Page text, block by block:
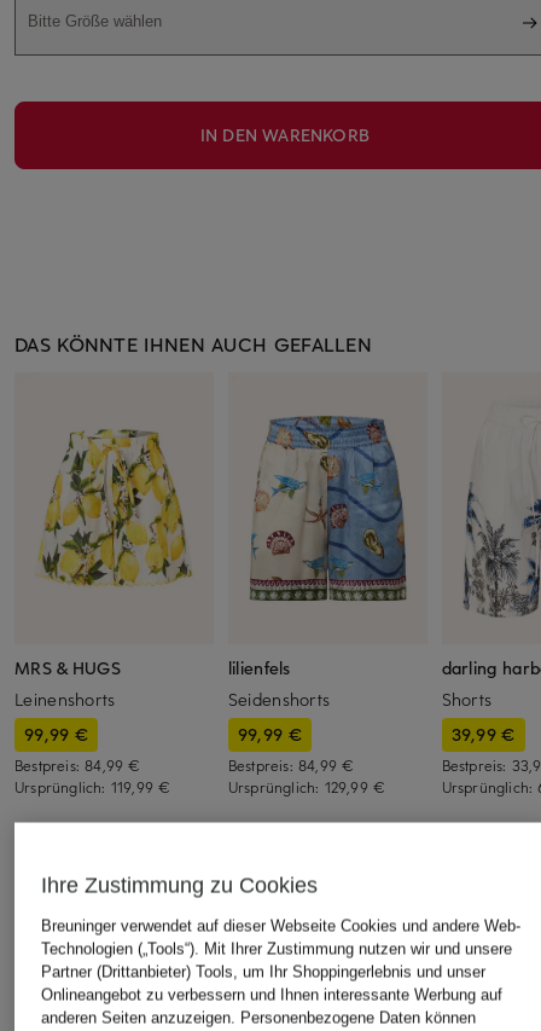
Bitte Größe wählen
IN DEN WARENKORB
DAS KÖNNTE IHNEN AUCH GEFALLEN
MRS & HUGS
Leinenshorts
99,99 €
Bestpreis:84,99 €
Ursprünglich: 119,99 €
lilienfels
Seidenshorts
99,99 €
Bestpreis: 84,99 €
Ursprünglich: 129,99 €
darling
Shorts
39,99 €
Bestpreis:
Ursprünglich:
Ihre Zustimmung zu Cookies
Breuninger verwendet auf dieser Webseite Cookies und andere Web-
Technologien („Tools“). Mit Ihrer Zustimmung nutzen wir und unsere
Partner (Drittanbieter) Tools, um Ihr Shoppingerlebnis und unser
Onlineangebot zu verbessern und Ihnen interessante Werbung auf
anderen Seiten anzuzeigen. Personenbezogene Daten können